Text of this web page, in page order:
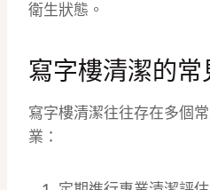
衛生狀態。
寫字樓清潔的
寫字樓清潔往往存在多個
業：